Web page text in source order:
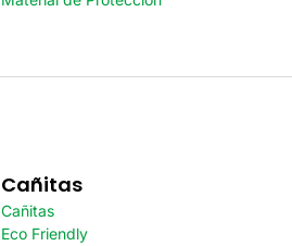
Cañitas
Cañitas
Eco Friendly